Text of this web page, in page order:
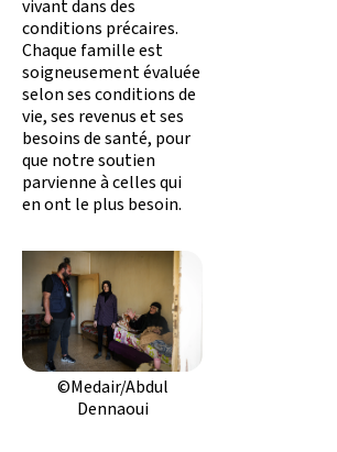
vivant dans des
conditions précaires.
Chaque famille est
soigneusement évaluée
selon ses conditions de
vie, ses revenus et ses
besoins de santé, pour
que notre soutien
parvienne à celles qui
en ont le plus besoin.
©Medair/Abdul
Dennaoui